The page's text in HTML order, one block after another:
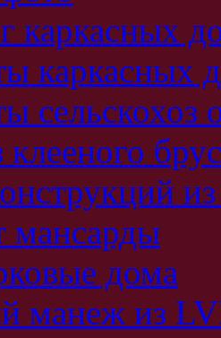
каркасных
каркасных
сельскохоз
мансарды
дома
манеж из